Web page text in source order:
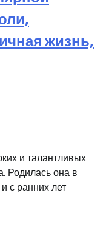
жизнь,
и талантливых
Родилась она в
с ранних лет